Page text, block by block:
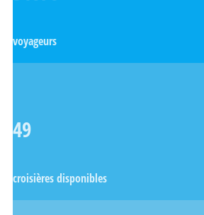
voyageurs
49
croisières disponibles